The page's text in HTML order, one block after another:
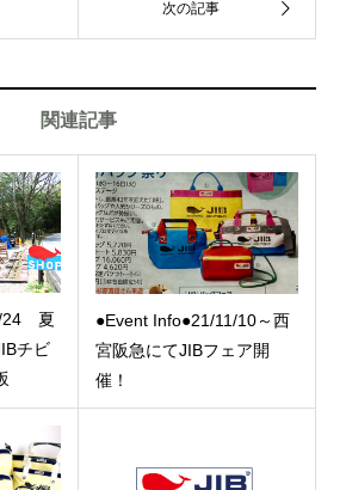
関連記事
24 夏
チビ
●Event Info●21/11/10～西
宮阪急にてJIBフェア開
催！